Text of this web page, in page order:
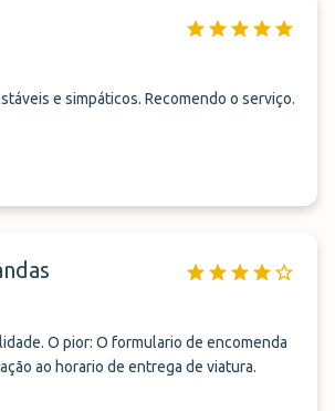
Sempre muito prestáveis e simpáticos. Recomendo o serviço.
encomenda
ao horario de entrega de viatura.